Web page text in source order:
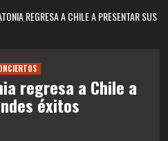
REGRESA A CHILE A PRESENTAR SUS
regresa a Chile a
éxitos